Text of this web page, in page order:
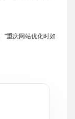
"重庆网站优化时如